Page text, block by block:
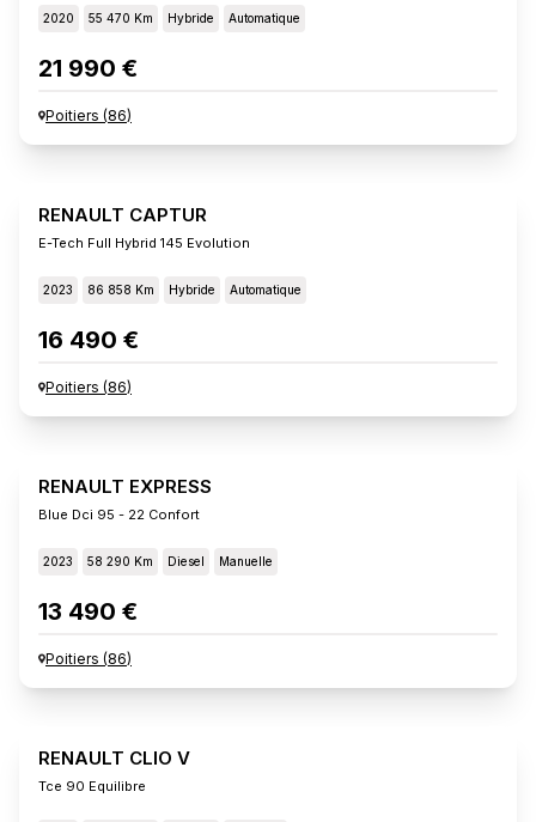
2020 55 470 Km Hybride Automatique
21 990 €
Poitiers (86)
RENAULT CAPTUR
E-Tech Full Hybrid 145 Evolution
2023 86 858 Km Hybride Automatique
16 490 €
Poitiers (86)
RENAULT EXPRESS
Blue Dci 95 - 22 Confort
2023 58 290 Km Diesel Manuelle
13 490 €
Poitiers (86)
RENAULT CLIO V
Tce 90 Equilibre